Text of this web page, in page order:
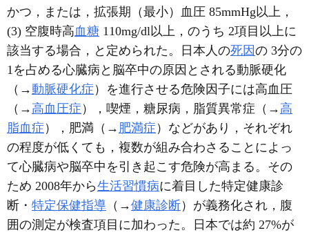
かつ，または，拡張期（最小）血圧 85mmHg以上，
(3) 空腹時高血糖 110mg/dl以上，のうち 2項目以上に
該当する場合，と定められた。日本人の死因の 3分の
1を占める心臓病と脳卒中の原因とされる動脈硬化
（→動脈硬化症 ）を進行させる危険因子には高血圧
（→ 高血圧症 ），喫煙，糖尿病，脂質異常症（→ 高
脂血症 ），肥満（→ 肥満症 ）などがあり，それぞれ
の程度が低くても，複数が組み合わさることによっ
て心臓病や脳卒中を引き起こす危険が高まる。その
ため 2008年から生活習慣病に着目した特定健康診
断・ 特定保健指導 （→健康診断）が義務化され，腹
囲の測定が検査項目に加わった。日本では約 27%が